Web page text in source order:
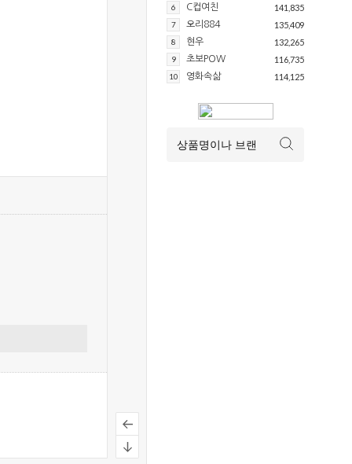
6 C컵여친 141,835
7 오리884 135,409
8 현우 132,265
9 초보POW 116,735
10 영화속삶 114,125